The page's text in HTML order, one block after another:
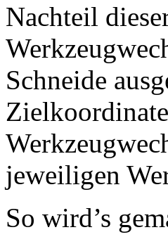
Nachteil
Schneide
jeweiligen
So wird’s